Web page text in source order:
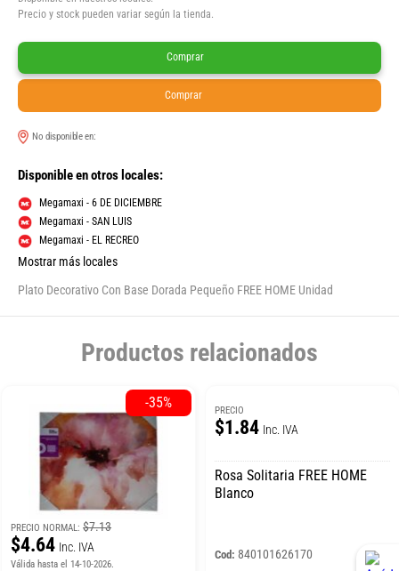
Precio y stock pueden variar según la tienda.
Comprar
Comprar
No disponible en:
Disponible en otros locales:
Megamaxi - 6 DE DICIEMBRE
Megamaxi - SAN LUIS
Megamaxi - EL RECREO
Mostrar más locales
Plato Decorativo Con Base Dorada Pequeño FREE HOME Unidad
Productos relacionados
PRECIO NORMAL:$7.13
$4.64 Inc. IVA
Válida hasta el 14-10-2026.
-35% PRECIO
$1.84 Inc. IVA
Rosa Solitaria FREE HOME
Blanco
Cod: 840101626170